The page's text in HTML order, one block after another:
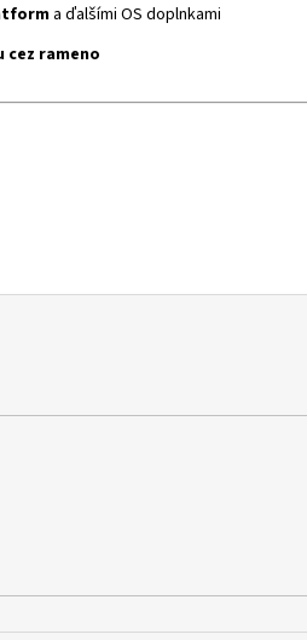
a ďalšími OS doplnkami
cez rameno